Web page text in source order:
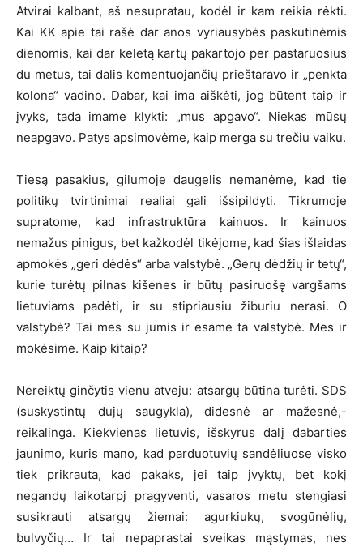
Atvirai kalbant, aš nesupratau, kodėl ir kam reikia rėkti.
Kai KK apie tai rašė dar anos vyriausybės paskutinėmis
dienomis, kai dar keletą kartų pakartojo per pastaruosius
du metus, tai dalis komentuojančių prieštaravo ir „penkta
kolona“ vadino. Dabar, kai ima aiškėti, jog būtent taip ir
įvyks, tada imame klykti: „mus apgavo“. Niekas mūsų
neapgavo. Patys apsimovėme, kaip merga su trečiu vaiku.
Tiesą pasakius, gilumoje daugelis nemanėme, kad tie
politikų tvirtinimai realiai gali išsipildyti. Tikrumoje
supratome, kad infrastruktūra kainuos. Ir kainuos
nemažus pinigus, bet kažkodėl tikėjome, kad šias išlaidas
apmokės „geri dėdės“ arba valstybė. „Gerų dėdžių ir tetų“,
kurie turėtų pilnas kišenes ir būtų pasiruošę vargšams
lietuviams padėti, ir su stipriausiu žiburiu nerasi. O
valstybė? Tai mes su jumis ir esame ta valstybė. Mes ir
mokėsime. Kaip kitaip?
Nereiktų ginčytis vienu atveju: atsargų būtina turėti. SDS
(suskystintų dujų saugykla), didesnė ar mažesnė,-
reikalinga. Kiekvienas lietuvis, išskyrus dalį dabarties
jaunimo, kuris mano, kad parduotuvių sandėliuose visko
tiek prikrauta, kad pakaks, jei taip įvyktų, bet kokį
negandų laikotarpį pragyventi, vasaros metu stengiasi
susikrauti atsargų žiemai: agurkiukų, svogūnėlių,
bulvyčių… Ir tai nepaprastai sveikas mąstymas, nes